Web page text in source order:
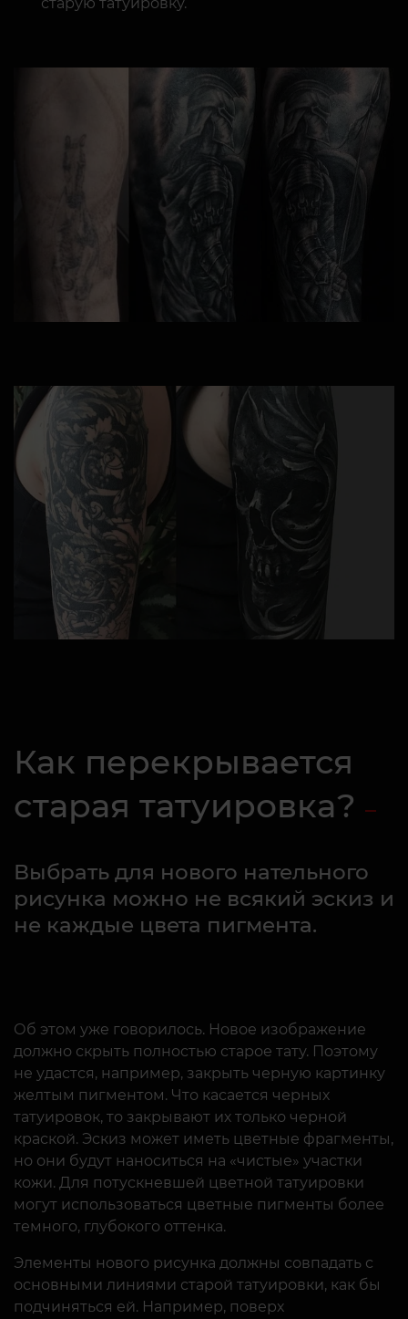
Как перекрывается
старая татуировка?
Выбрать для нового нательного
рисунка можно не всякий эскиз и
не каждые цвета пигмента.
Об этом уже говорилось. Новое изображение
должно скрыть полностью старое тату. Поэтому
не удастся, например, закрыть черную картинку
желтым пигментом. Что касается черных
татуировок, то закрывают их только черной
краской. Эскиз может иметь цветные фрагменты,
но они будут наноситься на «чистые» участки
кожи. Для потускневшей цветной татуировки
могут использоваться цветные пигменты более
темного, глубокого оттенка.
Элементы нового рисунка должны совпадать с
основными линиями старой татуировки, как бы
подчиняться ей. Например, поверх